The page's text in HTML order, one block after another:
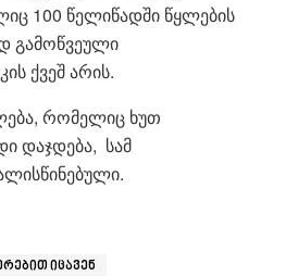
100 წელიწადში წყლების
გამოწვეული
ქვეშ არის.
რომელიც ხუთ
დაჯდება, სამ
იცავენ